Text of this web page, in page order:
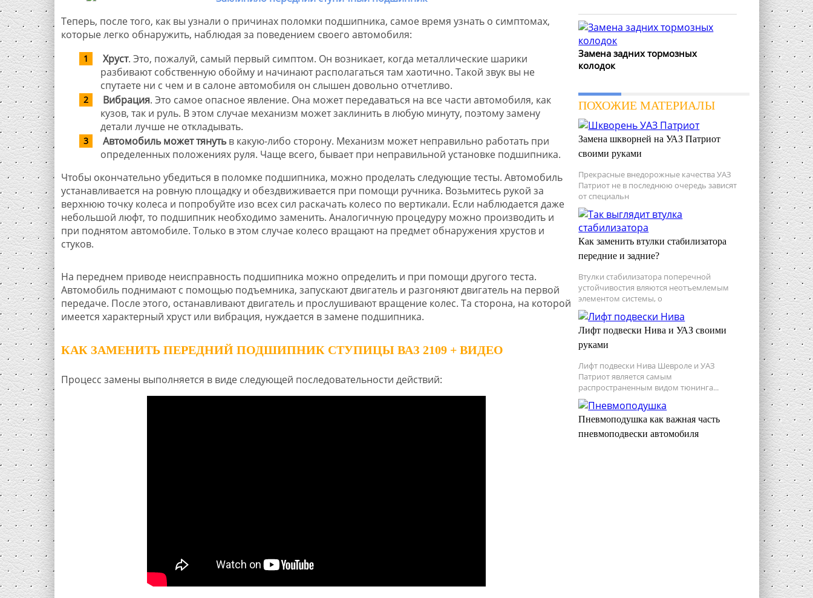
Теперь, после того, как вы узнали о причинах поломки подшипника, самое время узнать о симптомах,
которые легко обнаружить, наблюдая за поведением своего автомобиля:
Хруст. Это, пожалуй, самый первый симптом. Он возникает, когда металлические шарики
разбивают собственную обойму и начинают располагаться там хаотично. Такой звук вы не
спутаете ни с чем и в салоне автомобиля он слышен довольно отчетливо.
Вибрация. Это самое опасное явление. Она может передаваться на все части автомобиля, как
кузов, так и руль. В этом случае механизм может заклинить в любую минуту, поэтому замену
детали лучше не откладывать.
Автомобиль может тянутьв какую-либо сторону. Механизм может неправильно работать при
определенных положениях руля. Чаще всего, бывает при неправильной установке подшипника.
Чтобы окончательно убедиться в поломке подшипника, можно проделать следующие тесты. Автомобиль
устанавливается на ровную площадку и обездвиживается при помощи ручника. Возьмитесь рукой за
верхнюю точку колеса и попробуйте изо всех сил раскачать колесо по вертикали. Если наблюдается даже
небольшой люфт, то подшипник необходимо заменить. Аналогичную процедуру можно производить и
при поднятом автомобиле. Только в этом случае колесо вращают на предмет обнаружения хрустов и
стуков.
На переднем приводе неисправность подшипника можно определить и при помощи другого теста.
Автомобиль поднимают с помощью подъемника, запускают двигатель и разгоняют двигатель на первой
передаче. После этого, останавливают двигатель и прослушивают вращение колес. Та сторона, на которой
имеется характерный хруст или вибрация, нуждается в замене подшипника.
КАК ЗАМЕНИТЬ ПЕРЕДНИЙ ПОДШИПНИК СТУПИЦЫ ВАЗ 2109 + ВИДЕО
Процесс замены выполняется в виде следующей последовательности действий:
Замена задних тормозных
колодок
ПОХОЖИЕ МАТЕРИАЛЫ
Замена шкворней на УАЗ Патриот
своими руками
Прекрасные внедорожные качества УАЗ
Патриот не в последнюю очередь зависят
от специальн
Как заменить втулки стабилизатора
передние и задние?
Втулки стабилизатора поперечной
устойчивостия вляются неотъемлемым
элементом системы, о
Лифт подвески Нива и УАЗ своими
руками
Лифт подвески Нива Шевроле и УАЗ
Патриот является самым
распространенным видом тюнинга...
Пневмоподушка как важная часть
пневмоподвески автомобиля